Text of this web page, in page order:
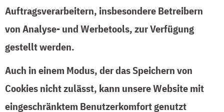
Auftragsverarbeitern, insbesondere Betreibern
von Analyse- und Werbetools, zur Verfügung
gestellt werden.
Auch in einem Modus, der das Speichern von
Cookies nicht zulässt, kann unsere Website mit
eingeschränktem Benutzerkomfort genutzt